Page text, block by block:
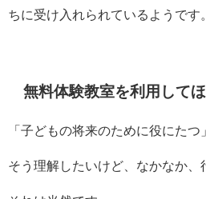
ちに受け入れられているようです。
無料体験教室を利用して
「子どもの将来のために役にたつ」
そう理解したいけど、なかなか、